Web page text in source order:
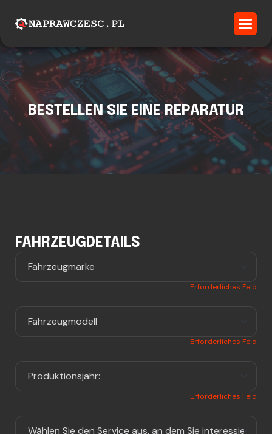
BESTELLEN SIE EINE REPARATUR
FAHRZEUGDETAILS
Erforderliches Feld
Erforderliches Feld
Erforderliches Feld